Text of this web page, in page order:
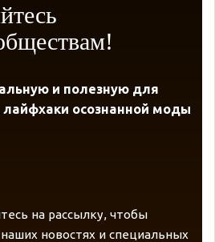
и полезную для
осознанной моды
на рассылку, чтобы
новостях и специальных